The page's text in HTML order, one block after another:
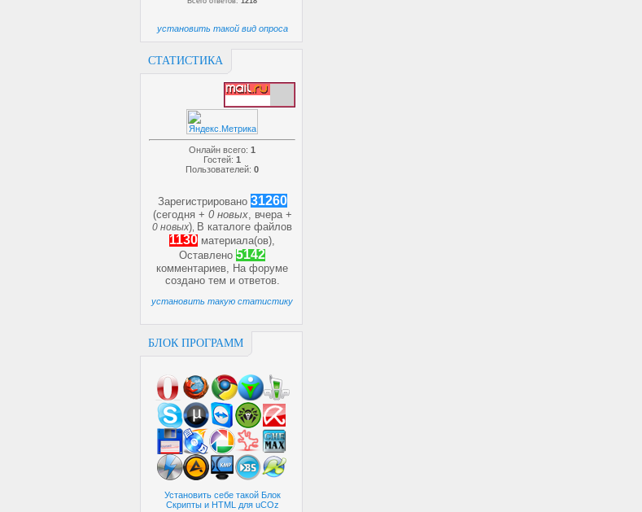
установить такой вид опроса
СТАТИСТИКА
Онлайн всего: 1
Гостей: 1
Пользователей: 0
Зарегистрировано 31260
(сегодня + 0 новых, вчера +
0 новых) В каталоге файлов
1130 материала(ов),
Оставлено 5142
комментариев, На форуме
создано тем и ответов.
установить такую статистику
БЛОК ПРОГРАММ
Установить себе такой Блок
Скрипты и HTML для uCOz